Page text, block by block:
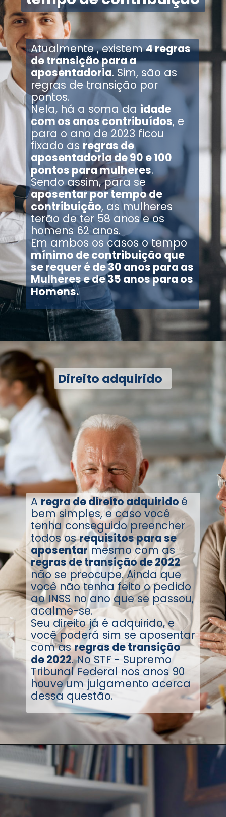
Atualmente , existem4 regras
de transição para a
aposentadoria. Sim, são as
regras de transição por
pontos.
Nela, há a soma da idade
com os anos contribuídos, e
para o ano de 2023 ficou
fixado as regras de
aposentadoria de 90 e 100
pontos para mulheres.
Sendo assim, para se
aposentar por tempo de
contribuição, as mulheres
terão de ter 58 anos e os
homens 62 anos.
Em ambos os casos o tempo
mínimo de contribuição que
se requer é de 30 anos para as
Mulheres e de 35 anos para os
Homens.
Direito adquirido
Aregra de direito adquirido é
bem simples, e caso você
tenha conseguido preencher
todos osrequisitos para se
aposentarmesmo com as
regras de transição de 2022
não se preocupe. Ainda que
você não tenha feito o pedido
ao INSS no ano que se passou,
acalme-se.
Seu direito já é adquirido, e
você poderá sim se aposentar
com asregras de transição
de 2022. No STF - Supremo
Tribunal Federal nos anos 90
houve um julgamento acerca
dessa questão.